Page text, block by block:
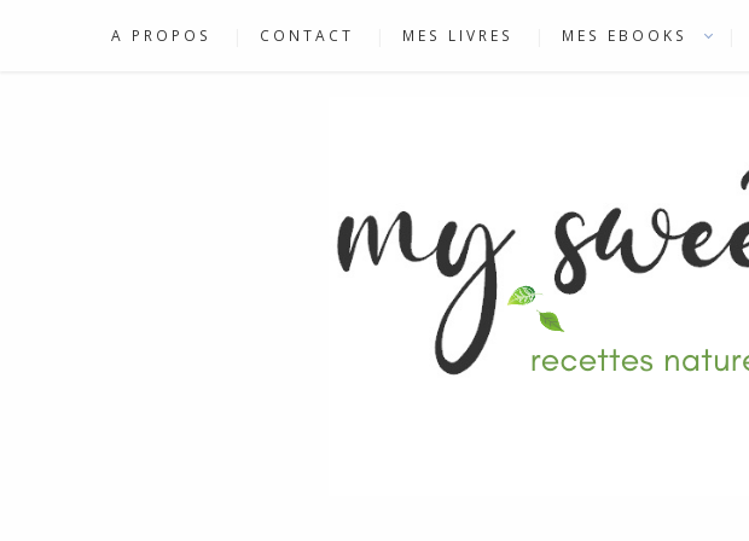
A PROPOS CONTACT MES LIVRES MES EBOOKS